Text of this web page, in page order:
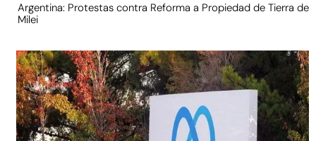
Argentina: Protestas contra Reforma a Propiedad de Tierra de
Milei